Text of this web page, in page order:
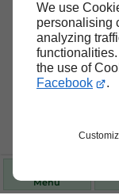
We use
personalising
analyzing
the use of
Facebook
.
Menu
Nos
bien-être
Choisissez des